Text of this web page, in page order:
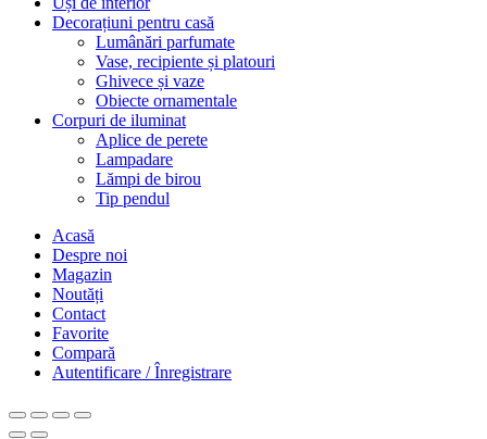
Decorațiuni pentru casă
Lumânări parfumate
Vase, recipiente și platouri
Ghivece și vaze
Obiecte ornamentale
Corpuri de iluminat
Aplice de perete
Lampadare
Lămpi de birou
Tip pendul
Acasă
Despre noi
Magazin
Noutăți
Contact
Favorite
Compară
Autentificare / Înregistrare